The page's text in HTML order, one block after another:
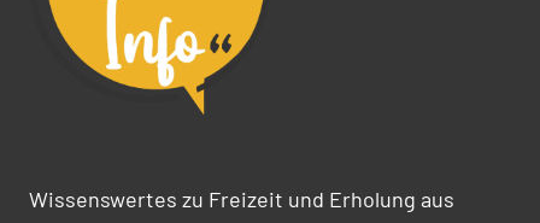
Wissenswertes zu Freizeit und Erholung aus